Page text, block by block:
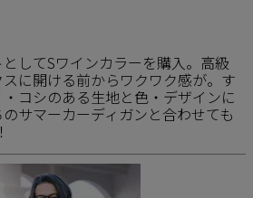
してSワインカラーを購入。高級
に開ける前からワクワク感が。す
コシのある生地と色・デザインに
サマーカーディガンと合わせても